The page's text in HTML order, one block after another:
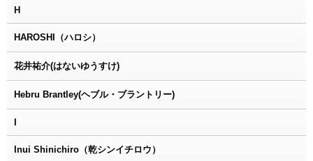
H
HAROSHI（ハロシ）
花井祐介(はないゆうすけ)
Hebru Brantley(ヘブル・ブラントリー)
Inui Shinichiro（乾シンイチロウ）